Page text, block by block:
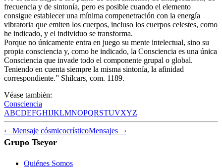
frecuencia y de sintonía, pero es posible cuando el elemento
consigue establecer una mínima compenetración con la energía
vibratoria que emiten los cuerpos, incluso los cuerpos celestes, como
he indicado, y el individuo se transforma.
Porque no únicamente entra en juego su mente intelectual, sino su
propia consciencia y, como he indicado, la Consciencia es una única
Consciencia que invade todo el componente grupal o global.
Teniendo en cuenta siempre la misma sintonía, la afinidad
correspondiente.” Shilcars, com. 1189.
Véase también:
Consciencia
ABCDEFGHIJKLMNOPQRSTUVXYZ
‹ Mensaje cósmicocrísticoMensajes ›
Grupo Tseyor
Quiénes Somos